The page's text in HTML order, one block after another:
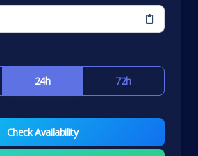
24h 72h
Check Availability